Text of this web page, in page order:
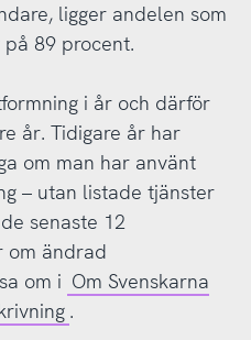
ligger andelen som
89 procent.
i år och därför
år. Tidigare år har
om man har använt
– utan listade tjänster
senaste 12
om ändrad
om i Om Svenskarna
.